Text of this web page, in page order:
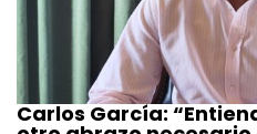
Carlos García: